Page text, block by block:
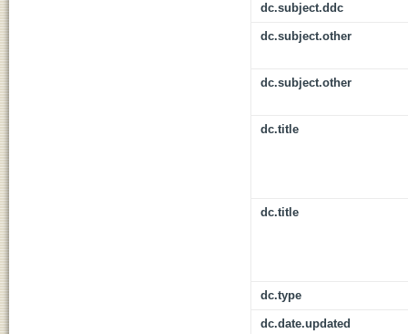
dc.subject.ddc
dc.subject.other
dc.subject.other
dc.title
dc.title
dc.type
dc.date.updated